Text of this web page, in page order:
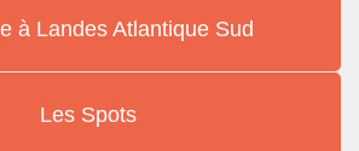
à Landes Atlantique Sud
Les Spots